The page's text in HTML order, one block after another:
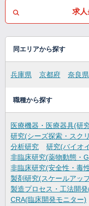
求人
同エリアから探す
兵庫県 京都府 奈良県
職種から探す
医療機器・医療器具(研
研究(シーズ探索・スク
分析研究
研究(バイオ
非臨床研究(薬物動態・
非臨床研究(安全性・毒
製剤研究(スケールアッ
製造プロセス・工法開
CRA(臨床開発モニター)